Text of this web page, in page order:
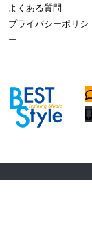
よくある質問
プライバシーポリシ
ー